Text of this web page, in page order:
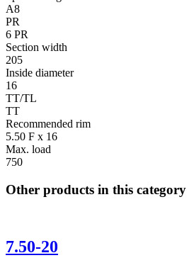
A8
PR
6 PR
Section width
205
Inside diameter
16
TT/TL
TT
Recommended rim
5.50 F x 16
Max. load
750
Other products in this category
7.50-20